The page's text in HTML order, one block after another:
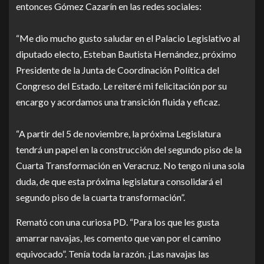
entonces Gómez Cazarín en las redes sociales:
“Me dio mucho gusto saludar en el Palacio Legislativo al
diputado electo, Esteban Bautista Hernández, próximo
Presidente de la Junta de Coordinación Política del
Congreso del Estado. Le reiteré mi felicitación por su
encargo y acordamos una transición fluida y eficaz.
“A partir del 5 de noviembre, la próxima Legislatura
tendrá un papel en la construcción del segundo piso de la
Cuarta Transformación en Veracruz. No tengo ni una sola
duda, de que esta próxima legislatura consolidará el
segundo piso de la cuarta transformación”.
Remató con una curiosa PD. “Para los que les gusta
amarrar navajas, les comento que van por el camino
equivocado”. Tenía toda la razón. ¡Las navajas las